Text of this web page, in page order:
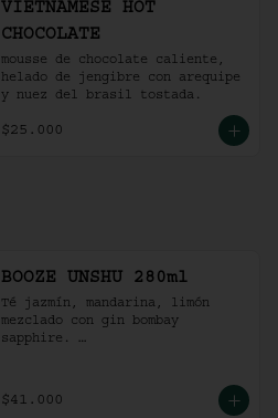
VIETNAMESE HOT
CHOCOLATE
mousse de chocolate caliente,
helado de jengibre con arequipe
y nuez del brasil tostada.
$25.000
BOOZE UNSHU 280ml
Té jazmín, mandarina, limón
mezclado con gin bombay
sapphire.
con hielo al gusto.
$41.000